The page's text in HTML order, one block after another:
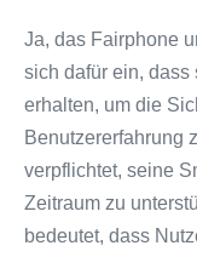
Ja, das Fairphone
sich dafür ein,
erhalten, um die
Benutzererfahrung
verpflichtet, seine
Zeitraum zu
bedeutet, dass